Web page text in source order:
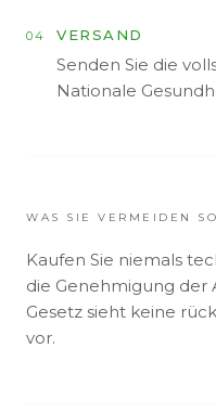
04 VERSAND
Senden Sie die
Nationale
WAS SIE VERMEIDEN
Kaufen Sie niemals
die Genehmigung der
Gesetz sieht keine
vor.